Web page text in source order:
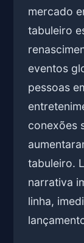
mercado
tabuleiro
eventos
pessoas
conexões
tabuleiro.
narrativa
linha,